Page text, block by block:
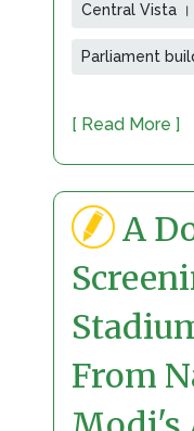
Central Vista ।
Parliament
[ Read More ]
A
From